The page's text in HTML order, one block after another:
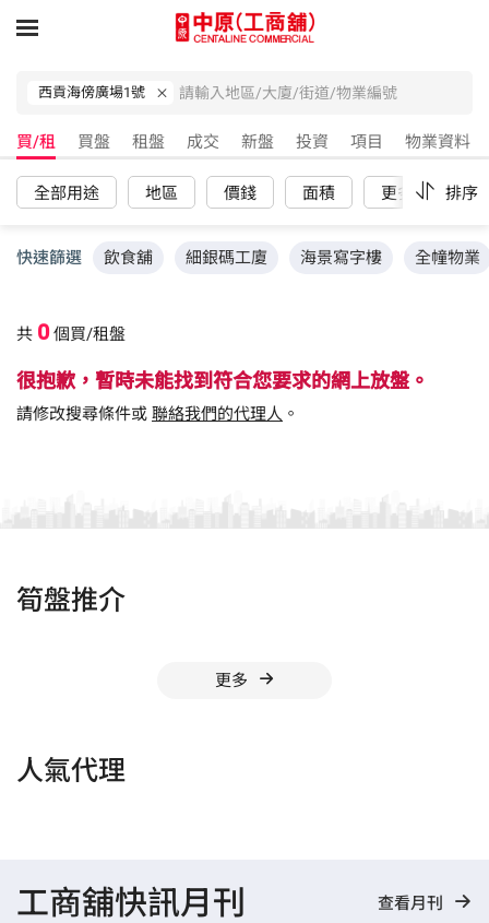
西貢海傍廣場1號
買/租 買盤 租盤 成交 新盤 投資 項目 物業資料
全部用途 地區 價錢 面積 更多 重
排序
快速篩選 飲食舖 細銀碼工廈 海景寫字樓 全幢物業
共 0個買/租盤
很抱歉，暫時未能找到符合您要求的網上放盤。
請修改搜尋條件或 聯絡我們的代理人 。
筍盤推介
更多
人氣代理
工商舖快訊月刊 查看月刊